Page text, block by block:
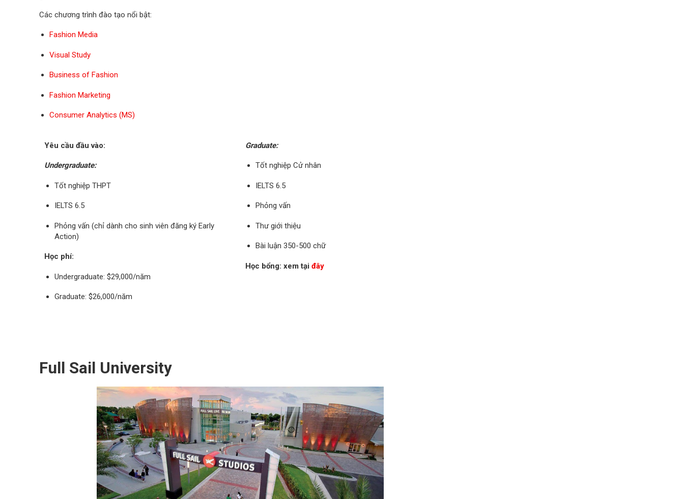
Các chương trình đào tạo nổi bật:
Fashion Media
Visual Study
Business of Fashion
Fashion Marketing
Consumer Analytics (MS)
Yêu cầu đầu vào:
Undergraduate:
Tốt nghiệp THPT
IELTS 6.5
Phỏng vấn (chỉ dành cho sinh viên đăng ký Early
Action)
Học phí:
Undergraduate: $29,000/năm
Graduate: $26,000/năm
Graduate:
Tốt nghiệp Cử nhân
IELTS 6.5
Phỏng vấn
Thư giới thiệu
Bài luận 350-500 chữ
Học bổng: xem tại đây
Full Sail University